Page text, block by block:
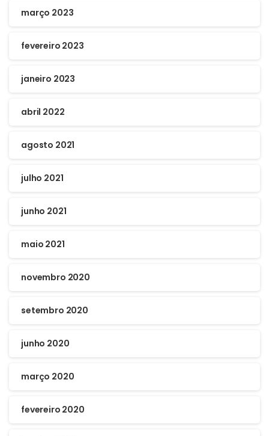
março 2023
fevereiro 2023
janeiro 2023
abril 2022
agosto 2021
julho 2021
junho 2021
maio 2021
novembro 2020
setembro 2020
junho 2020
março 2020
fevereiro 2020